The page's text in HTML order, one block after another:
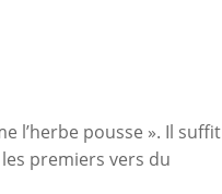
l’herbe pousse ». Il suffit
premiers vers du